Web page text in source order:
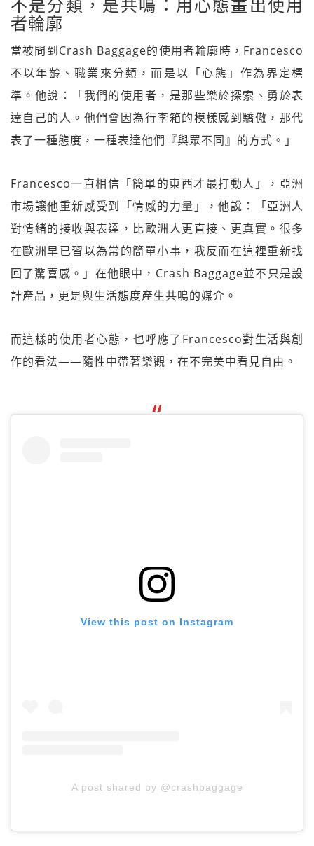
者輪廓
當被問到Crash Baggage的使用者輪廓時，Francesco
不以年齡、職業來分類，而是以「心態」作為界定標
準。他說：「我們的使用者，是那些樂於探索、勇於表
達自己的人。他們會因為行李箱的模樣感到驕傲，那代
表了一種態度，一種表達他們『與眾不同』的方式。」
Francesco一直相信「簡單的東西才最打動人」，亞洲
市場讓他重新感受到「情感的力量」，他說：「亞洲人
對情緒的接收與表達，比歐洲人更直接、更真實。很多
在歐洲早已習以為常的簡單小事，我反而在這裡重新找
回了驚喜感。」在他眼中，Crash Baggage並不只是設
計產品，更是與生活態度產生共鳴的媒介。
而這樣的使用者心態，也呼應了Francesco對生活與創
作的看法——隨性中帶著樂觀，在不完美中看見自由。
View this post on Instagram
A post shared by @crashbaggage